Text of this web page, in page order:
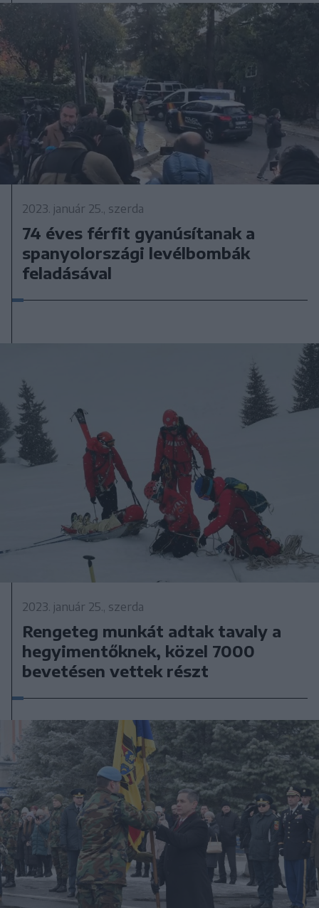
2023. január 25., szerda
74 éves férfit gyanúsítanak a
spanyolországi levélbombák
feladásával
2023. január 25., szerda
Rengeteg munkát adtak tavaly a
hegyimentőknek, közel 7000
bevetésen vettek részt